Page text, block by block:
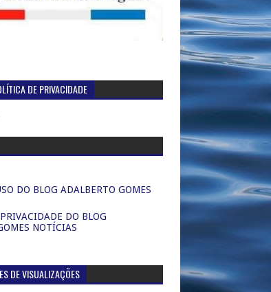
DE PRIVACIDADE
DO BLOG ADALBERTO GOMES
DO BLOG
NOTÍCIAS
DE VISUALIZAÇÕES